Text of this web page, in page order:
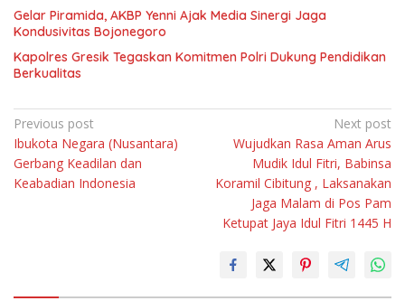
Gelar Piramida, AKBP Yenni Ajak Media Sinergi Jaga
Kondusivitas Bojonegoro
Kapolres Gresik Tegaskan Komitmen Polri Dukung Pendidikan
Berkualitas
Navigasi
pos
Previous post
Ibukota Negara (Nusantara)
Gerbang Keadilan dan
Keabadian Indonesia
Next post
Wujudkan Rasa Aman Arus
Mudik Idul Fitri, Babinsa
Koramil Cibitung , Laksanakan
Jaga Malam di Pos Pam
Ketupat Jaya Idul Fitri 1445 H